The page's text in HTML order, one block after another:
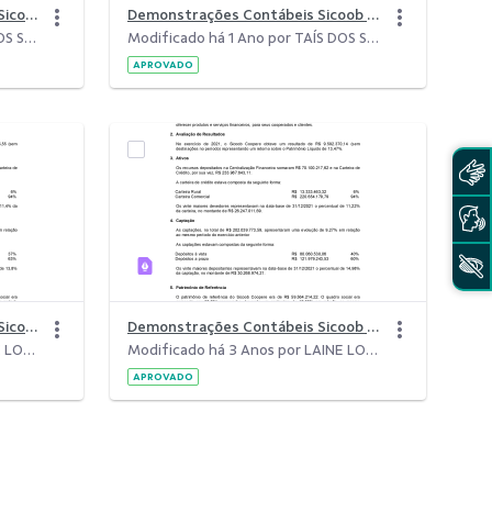
Demonstrações Contábeis do Sicoob Coopere 2024.pdf
Modificado há 1 Ano por TAÍS DOS SANTOS SILVA.
Demonstrações Contábeis Sicoob - I Semestre 2024.pdf
Modificado há 1 Ano por TAÍS DOS SANTOS SILVA.
APROVADO
Demonstrações Contábeis do Sicoob Coopere &#8211; I Semestre 2022.pdf
Modificado há 3 Anos por LAINE LOPES DA SILVA.
Demonstrações Contábeis Sicoob Coopere 2021..pdf
Modificado há 3 Anos por LAINE LOPES DA SILVA.
APROVADO